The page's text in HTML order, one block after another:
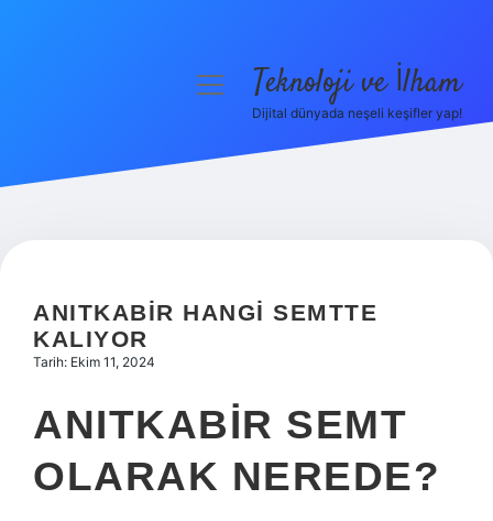
Hakkımızda
menüyüTeknoloji ve İlham
Dijital dünyada neşeli keşifler yap!
ANITKABIR HANGI SEMTTE
KALIYOR
Tarih: Ekim 11, 2024
ANITKABIR SEMT
OLARAK NEREDE?